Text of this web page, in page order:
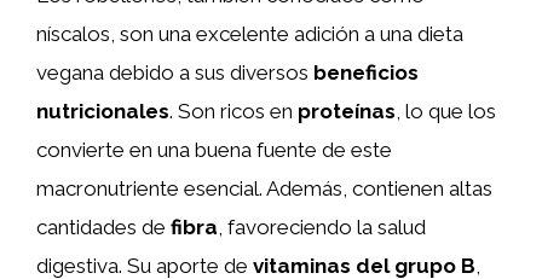
níscalos, son una excelente adición a una dieta
vegana debido a sus diversos beneficios
nutricionales. Son ricos en proteínas, lo que los
convierte en una buena fuente de este
macronutriente esencial. Además, contienen altas
cantidades de fibra, favoreciendo la salud
digestiva. Su aporte de vitaminas del grupo B,